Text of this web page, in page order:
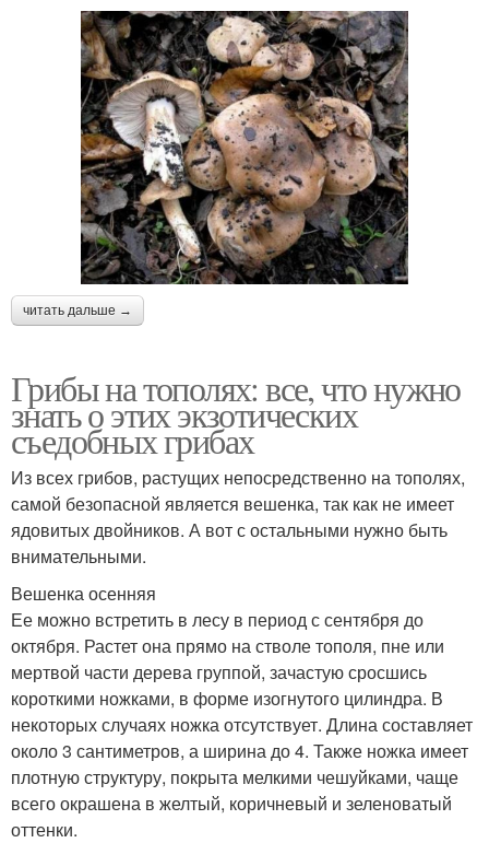
читать дальше →
Грибы на тополях: все, что нужно
знать о этих экзотических
съедобных грибах
Из всех грибов, растущих непосредственно на тополях,
самой безопасной является вешенка, так как не имеет
ядовитых двойников. А вот с остальными нужно быть
внимательными.
Вешенка осенняя
Ее можно встретить в лесу в период с сентября до
октября. Растет она прямо на стволе тополя, пне или
мертвой части дерева группой, зачастую сросшись
короткими ножками, в форме изогнутого цилиндра. В
некоторых случаях ножка отсутствует. Длина составляет
около 3 сантиметров, а ширина до 4. Также ножка имеет
плотную структуру, покрыта мелкими чешуйками, чаще
всего окрашена в желтый, коричневый и зеленоватый
оттенки.